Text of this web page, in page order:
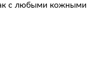
с любыми кожными
проявлениями).